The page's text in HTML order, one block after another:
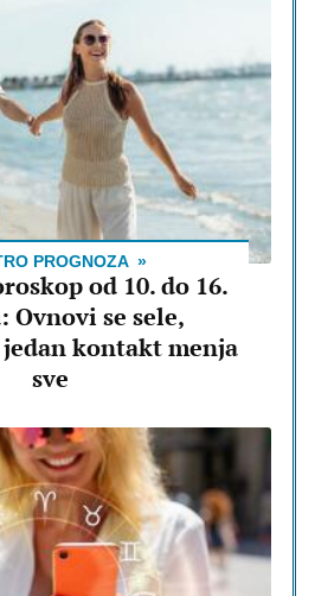
PROGNOZA
od 10. do 16.
Ovnovi se sele,
kontakt menja
sve